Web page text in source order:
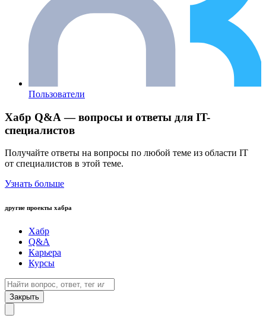
Пользователи
Хабр Q&A — вопросы и ответы для IT-
специалистов
Получайте ответы на вопросы по любой теме из области IT
от специалистов в этой теме.
Узнать больше
другие проекты хабра
Хабр
Q&A
Карьера
Курсы
Закрыть